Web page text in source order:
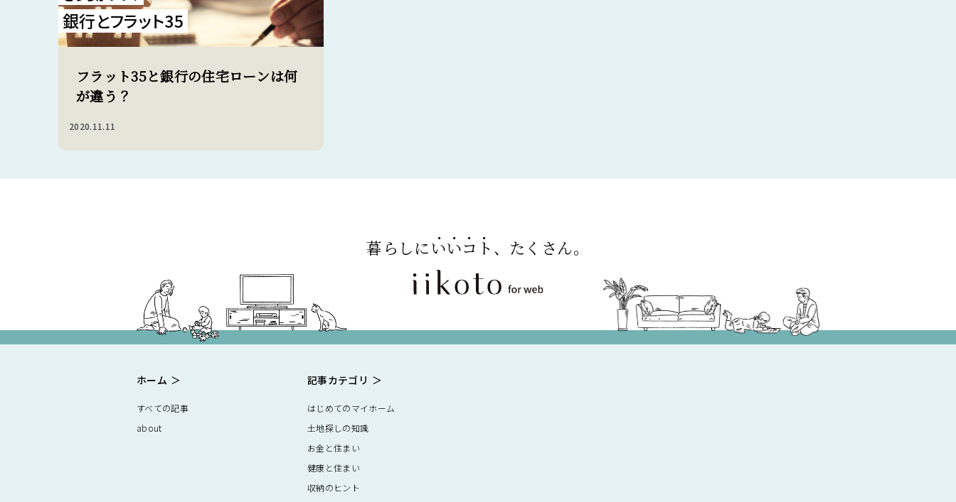
銀行とフラット35
フラット35と銀行の住宅ローンは何
が違う？
2020.11.11
暮らしにいいコト、たくさん。
ホーム
すべての記事
about
記事カテゴリ
はじめてのマイホーム
土地探しの知識
お金と住まい
健康と住まい
収納のヒント